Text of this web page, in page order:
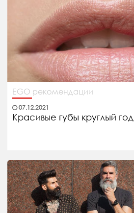
EGO рекомендации
07.12.2021
Красивые губы круглый год